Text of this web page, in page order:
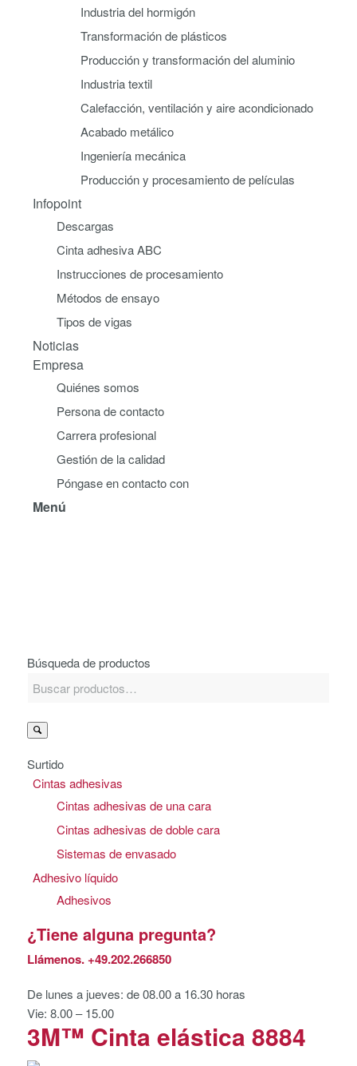
Industria del hormigón
Transformación de plásticos
Producción y transformación del aluminio
Industria textil
Calefacción, ventilación y aire acondicionado
Acabado metálico
Ingeniería mecánica
Producción y procesamiento de películas
Infopoint
Descargas
Cinta adhesiva ABC
Instrucciones de procesamiento
Métodos de ensayo
Tipos de vigas
Noticias
Empresa
Quiénes somos
Persona de contacto
Carrera profesional
Gestión de la calidad
Póngase en contacto con
Menú
Búsqueda de productos
Buscar
Surtido
Cintas adhesivas
Cintas adhesivas de una cara
Cintas adhesivas de doble cara
Sistemas de envasado
Adhesivo líquido
Adhesivos
¿Tiene alguna pregunta?
Llámenos. +49.202.266850
De lunes a jueves: de 08.00 a 16.30 horas
Vie: 8.00 – 15.00
3M™ Cinta elástica 8884